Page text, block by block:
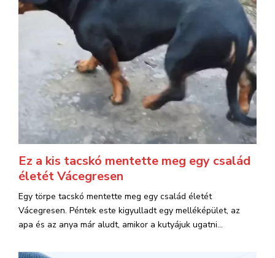
Ez a kis tacskó mentette meg egy család
életét Vácegresen
Egy törpe tacskó mentette meg egy család életét
Vácegresen. Péntek este kigyulladt egy melléképület, az
apa és az anya már aludt, amikor a kutyájuk ugatni...